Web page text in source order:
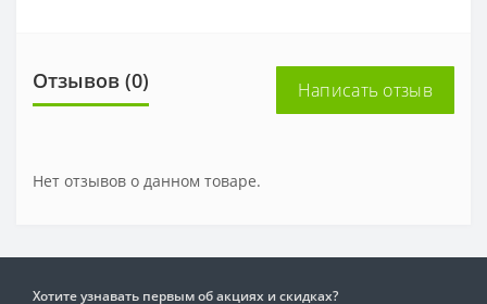
Отзывов (0) Написать отзыв
Нет отзывов о данном товаре.
Хотите узнавать первым об акциях и скидках?